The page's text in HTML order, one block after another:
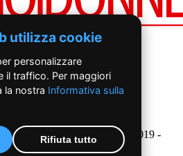
ROC n.33421 del 23 /09/ 2019 -
utilizza cookie
personalizzare
il traffico. Per maggiori
la nostra Informativa sulla
Rifiuta tutto